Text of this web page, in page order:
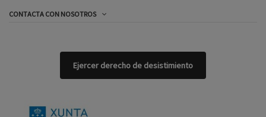
CONTACTA CON NOSOTROS
Ejercer derecho de desistimiento